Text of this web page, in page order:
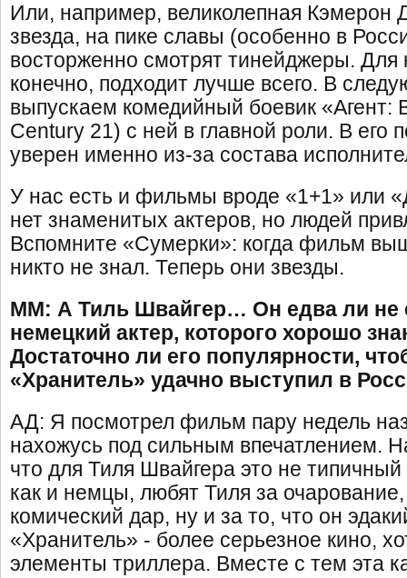
Или, например, великолепная Кэмерон
звезда, на пике славы (особенно в
восторженно смотрят тинейджеры. Для
конечно, подходит лучше всего. В
выпускаем комедийный боевик «Агент:
Century 21) с ней в главной роли. В его
уверен именно из-за состава
У нас есть и фильмы вроде «1+1» или
нет знаменитых актеров, но людей
Вспомните «Сумерки»: когда фильм
никто не знал. Теперь они звезды.
ММ: А Тиль Швайгер… Он едва ли не
немецкий актер, которого хорошо
Достаточно ли его популярности,
«Хранитель» удачно выступил в
АД: Я посмотрел фильм пару недель
нахожусь под сильным впечатлением.
что для Тиля Швайгера это не
как и немцы, любят Тиля за
комический дар, ну и за то, что он
«Хранитель» - более серьезное кино,
элементы триллера. Вместе с тем эта